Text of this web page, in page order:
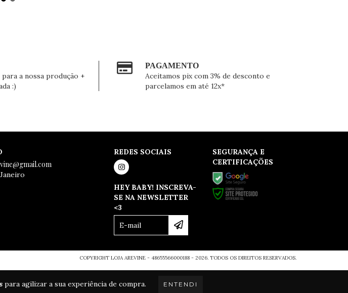
para agilizar a sua experiência de compra. ENTENDI
a nossa produção +
:)
PAGAMENTO
Aceitamos pix com 3% de desconto e
parcelamos em até 12x*
REDES SOCIAIS
HEY BABY! INSCREVA-
SE NA NEWSLETTER
<3
SEGURANÇA E
CERTIFICAÇÕES
COPYRIGHT LOJA AREVINE - 48655566000188 - 2026. TODOS OS DIREITOS RESERVADOS.